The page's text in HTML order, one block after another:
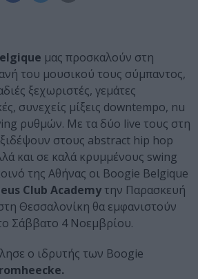
μας προσκαλούν στη
του μουσικού τους σύμπαντος,
ξεχωριστές, γεμάτες
συνεχείς μίξεις downtempo, nu
ρυθμών. Με τα δύο live τους στη
στους abstract hip hop
και σε καλά κρυμμένους swing
της Αθήνας οι Boogie Belgique
Club Academy την Παρασκευή
Θεσσαλονίκη θα εμφανιστούν
Σάββατο 4 Νοεμβρίου.
ο ιδρυτής των Boogie